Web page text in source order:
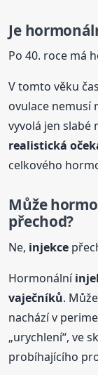
Je
Po 40. roce má
V tomto věku
ovulace nemusí
vyvolá jen slabé
realistická
celkového
Může
přechod?
Ne, injekce
Hormonální
vaječníků.
nachází v
„urychlení“, ve
probíhajícího